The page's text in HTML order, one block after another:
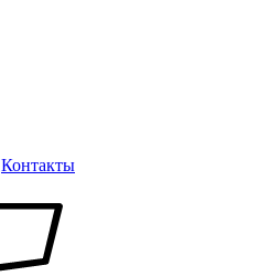
Контакты